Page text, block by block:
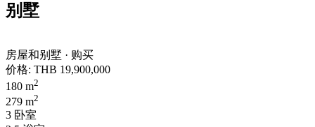
别墅
房屋和别墅 · 购买
价格: THB 19,900,000
180 m2
279 m2
3 卧室